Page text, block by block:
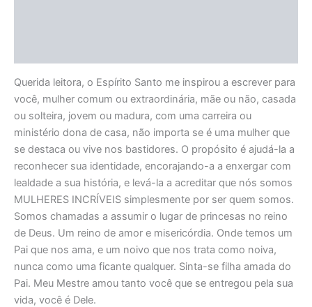
Querida leitora, o Espírito Santo me inspirou a escrever para
você, mulher comum ou extraordinária, mãe ou não, casada
ou solteira, jovem ou madura, com uma carreira ou
ministério dona de casa, não importa se é uma mulher que
se destaca ou vive nos bastidores. O propósito é ajudá-la a
reconhecer sua identidade, encorajando-a a enxergar com
lealdade a sua história, e levá-la a acreditar que nós somos
MULHERES INCRÍVEIS simplesmente por ser quem somos.
Somos chamadas a assumir o lugar de princesas no reino
de Deus. Um reino de amor e misericórdia. Onde temos um
Pai que nos ama, e um noivo que nos trata como noiva,
nunca como uma ficante qualquer. Sinta-se filha amada do
Pai. Meu Mestre amou tanto você que se entregou pela sua
vida, você é Dele.